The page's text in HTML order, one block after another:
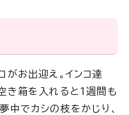
がお出迎え。インコ達
き箱を入れると1週間も
中でカシの枝をかじり、